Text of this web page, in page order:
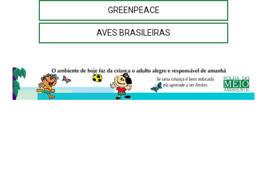
GREENPEACE
AVES BRASILEIRAS